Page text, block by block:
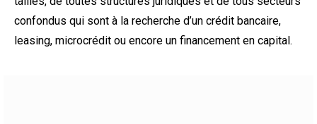
confondus qui sont à la recherche d’un crédit bancaire,
leasing, microcrédit ou encore un financement en capital.